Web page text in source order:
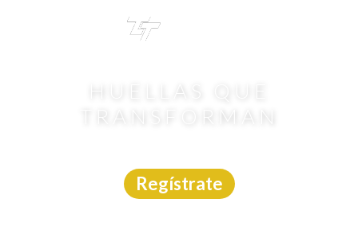
TRANSFORMAN
Regístrate